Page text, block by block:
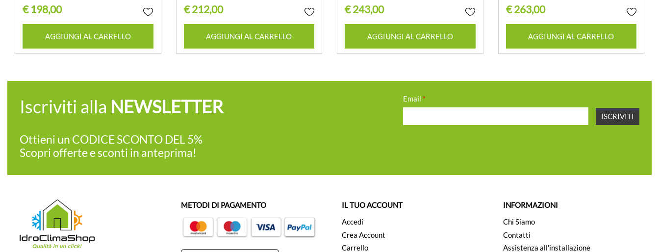
€ 198,00
AGGIUNGI AL CARRELLO
€ 212,00
AGGIUNGI AL CARRELLO
€ 243,00
AGGIUNGI AL CARRELLO
€ 263,00
AGGIUNGI AL CARRELLO
Iscriviti alla NEWSLETTER
Ottieni un CODICE SCONTO DEL 5%
Scopri offerte e sconti in anteprima!
Email *
METODI DI PAGAMENTO
INFORMAZIONI
Chi Siamo
Contatti
Assistenza all'installazione
IL TUO ACCOUNT
Accedi
Crea Account
Carrello